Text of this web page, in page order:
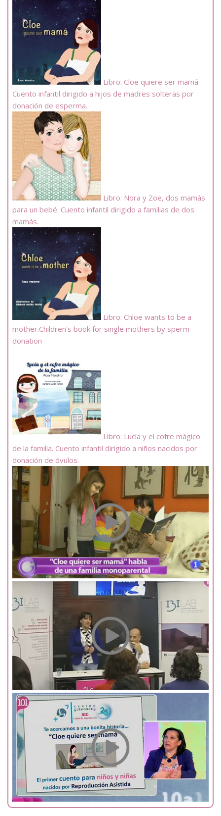
Libro: Cloe quiere ser mamá.
Cuento infantil dirigido a hijos de madres solteras por
donación de esperma.
Libro: Nora y Zoe, dos mamás
para un bebé. Cuento infantil dirigido a familias de dos
mamás.
Libro: Chloe wants to be a
mother.Children's book for single mothers by sperm
donation
Libro: Lucía y el cofre mágico
de la familia. Cuento infantil dirigido a niños nacidos por
donación de óvulos.